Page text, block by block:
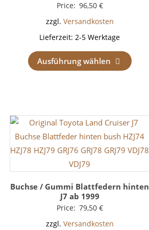
Price: 96,50 €
zzgl. Versandkosten
Lieferzeit:2-5 Werktage
Ausführung wählen
Buchse / Gummi Blattfedern hinten
J7 ab 1999
Price: 79,50 €
zzgl. Versandkosten